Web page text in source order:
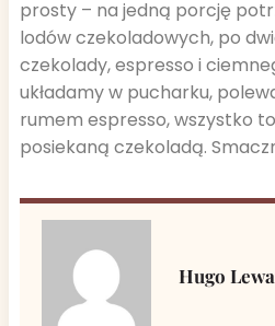
prosty – na jedną porcję
lodów czekoladowych, po
czekolady, espresso i
układamy w pucharku,
rumem espresso, wszystko
posiekaną czekoladą.
Hugo